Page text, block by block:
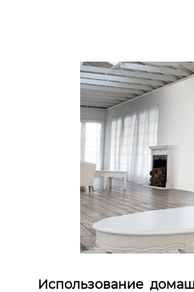
Использование